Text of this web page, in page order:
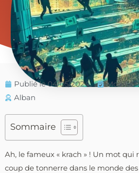
Publié le 04/05/2024
Modifié
Alban
Sommaire
Ah, le fameux « krach » ! Un mot qui
coup de tonnerre dans le monde